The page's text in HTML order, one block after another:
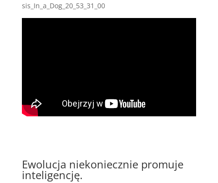
sis_In_a_Dog_20_53_31_00
Ewolucja niekoniecznie promuje
inteligencję.